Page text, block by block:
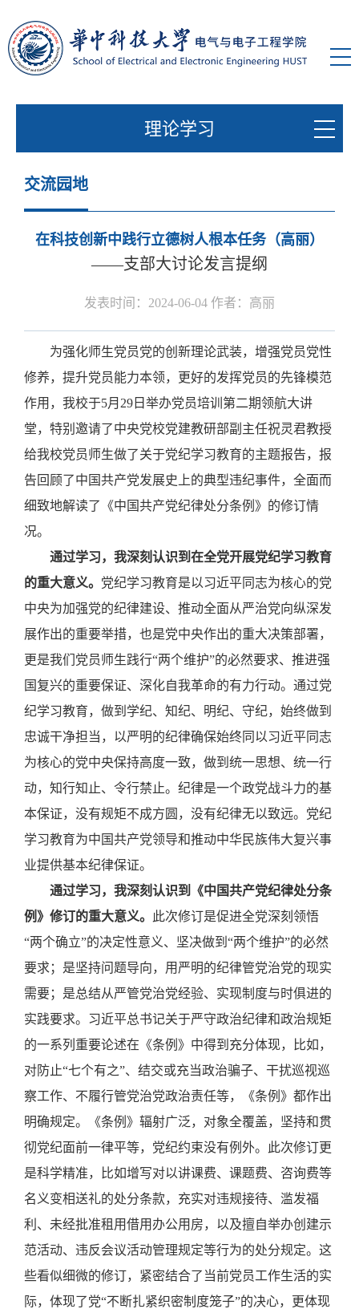
理论学习
交流园地
在科技创新中践行立德树人根本任务（高丽）
——支部大讨论发言提纲
发表时间：2024-06-04 作者：高丽
为强化师生党员党的创新理论武装，增强党员党性
修养，提升党员能力本领，更好的发挥党员的先锋模范
作用， 我校于5月29日举办党员培训第二期领航大讲
堂，特别邀请了中央党校党建教研部副主任祝灵君教授
给我校党员师生做了关于党纪学习教育的主题报告，报
告回顾了中国共产党发展史上的典型违纪事件， 全面而
细致地解读了《中国共产党纪律处分条例》的修订情
况。
通过学习，我深刻认识到在全党开展党纪学习教育
的重大意义。 党纪学习教育是以习近平同志为核心的党
中央为加强党的纪律建设、推动全面从严治党向纵深发
展作出的重要举措，也是党中央作出的重大决策部署，
更是我们党员师生践行“两个维护”的必然要求、推进强
国复兴的重要保证、深化自我革命的有力行动。通过党
纪学习教育，做到学纪、知纪、明纪、守纪，始终做到
忠诚干净担当，以严明的纪律确保始终同以习近平同志
为核心的党中央保持高度一致，做到统一思想、统一行
动，知行知止、令行禁止。纪律是一个政党战斗力的基
本保证，没有规矩不成方圆，没有纪律无以致远。党纪
学习教育为中国共产党领导和推动中华民族伟大复兴事
业提供基本纪律保证。
通过学习，我深刻认识到《中国共产党纪律处分条
例》修订的重大意义。
此次修订是促进全党深刻领悟
“两个确立”的决定性意义、坚决做到“两个维护”的必然
要求；是坚持问题导向，用严明的纪律管党治党的现实
需要；是总结从严管党治党经验、实现制度与时俱进的
实践要求。习近平总书记关于严守政治纪律和政治规矩
的一系列重要论述在《条例》中得到充分体现，比如，
对防止“七个有之”、结交或充当政治骗子、干扰巡视巡
察工作、不履行管党治党政治责任等，《条例》都作出
明确规定。《条例》辐射广泛，对象全覆盖，坚持和贯
彻党纪面前一律平等，党纪约束没有例外。此次修订更
是科学精准，比如增写对以讲课费、课题费、咨询费等
名义变相送礼的处分条款，充实对违规接待、滥发福
利、未经批准租用借用办公用房，以及擅自举办创建示
范活动、违反会议活动管理规定等行为的处分规定。这
些看似细微的修订，紧密结合了当前党员工作生活的实
际，体现了党“不断扎紧织密制度笼子”的决心，更体现